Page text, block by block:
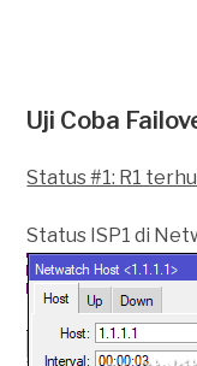
Uji Coba
Status #1: R1
Status ISP1 di